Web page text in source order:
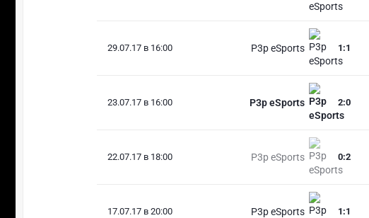
29.07.17 в 16:00 P3p eSports 1 :1
23.07.17 в 16:00 P3p eSports 2:0
22.07.17 в 18:00 P3p eSports 0:2
17.07.17 в 20:00 P3p eSports 1 :1